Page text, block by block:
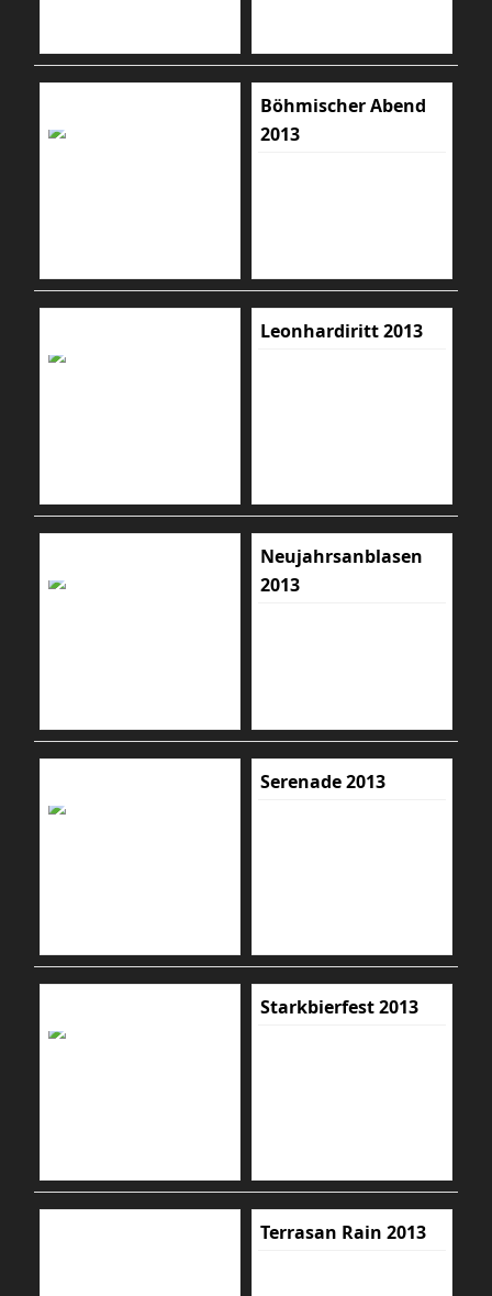
Böhmischer Abend
2013
Leonhardiritt 2013
Neujahrsanblasen
2013
Serenade 2013
Starkbierfest 2013
Terrasan Rain 2013